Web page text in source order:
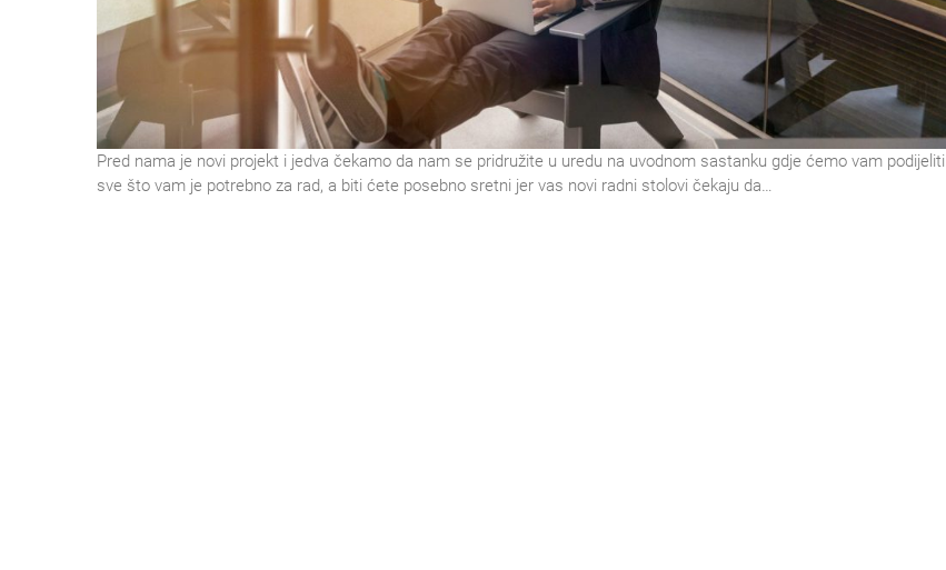
Pred nama je novi projekt i jedva čekamo da nam se pridružite u uredu na uvodnom sastanku gdje ćemo vam podijeliti
sve što vam je potrebno za rad, a biti ćete posebno sretni jer vas novi radni stolovi čekaju da…